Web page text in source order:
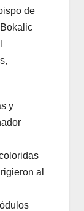
de
y
al